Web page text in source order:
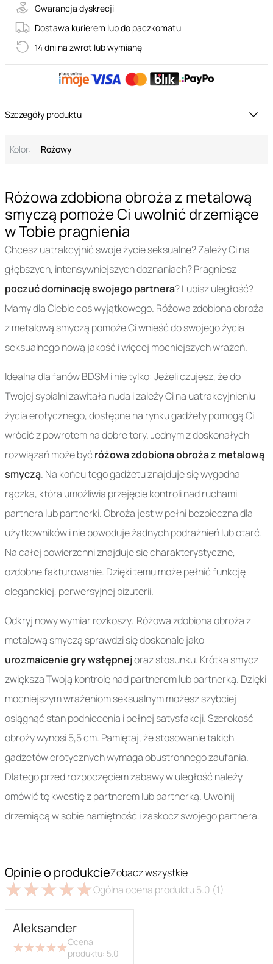
Różowa zdobiona obroża z metalową
smyczą pomoże Ci uwolnić drzemiące
w Tobie pragnienia
Chcesz uatrakcyjnić swoje życie seksualne? Zależy Ci na
głębszych, intensywniejszych doznaniach? Pragniesz
poczuć dominację swojego partnera? Lubisz uległość?
Mamy dla Ciebie coś wyjątkowego. Różowa zdobiona obroża
z metalową smyczą pomoże Ci wnieść do swojego życia
seksualnego nową jakość i więcej mocniejszych wrażeń.
Idealna dla fanów BDSM i nie tylko: Jeżeli czujesz, że do
Twojej sypialni zawitała nuda i zależy Ci na uatrakcyjnieniu
życia erotycznego, dostępne na rynku gadżety pomogą Ci
wrócić z powrotem na dobre tory. Jednym z doskonałych
rozwiązań może być różowa zdobiona obroża z metalową
smyczą. Na końcu tego gadżetu znajduje się wygodna
rączka, która umożliwia przejęcie kontroli nad ruchami
partnera lub partnerki. Obroża jest w pełni bezpieczna dla
użytkowników i nie powoduje żadnych podrażnień lub otarć.
Na całej powierzchni znajduje się charakterystyczne,
ozdobne fakturowanie. Dzięki temu może pełnić funkcję
eleganckiej, perwersyjnej biżuterii.
Odkryj nowy wymiar rozkoszy: Różowa zdobiona obroża z
metalową smyczą sprawdzi się doskonale jako
urozmaicenie gry wstępnejoraz stosunku. Krótka smycz
zwiększa Twoją kontrolę nad partnerem lub partnerką. Dzięki
mocniejszym wrażeniom seksualnym możesz szybciej
osiągnąć stan podniecenia i pełnej satysfakcji. Szerokość
obroży wynosi 5,5 cm. Pamiętaj, że stosowanie takich
gadżetów erotycznych wymaga obustronnego zaufania.
Dlatego przed rozpoczęciem zabawy w uległość należy
omówić tę kwestię z partnerem lub partnerką. Uwolnij
drzemiącą w sobie namiętność i zaskocz swojego partnera.
Gwarancja dyskrecji
Dostawa kurierem lub do paczkomatu
14 dni na zwrot lub wymianę
Szczegóły produktu
Kolor: Różowy
Opinie o produkcieZobacz wszystkie
★★★★★
★★★★★Ogólna ocena produktu 5.0 (1)
Aleksander
★★★★★
★★★★★Ocena
produktu: 5.0